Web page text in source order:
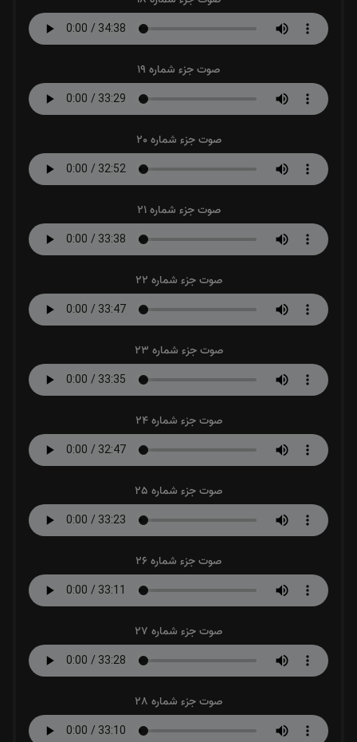
صوت جزء شماره 19
صوت جزء شماره 20
صوت جزء شماره 21
صوت جزء شماره 22
صوت جزء شماره 23
صوت جزء شماره 24
صوت جزء شماره 25
صوت جزء شماره 26
صوت جزء شماره 27
صوت جزء شماره 28